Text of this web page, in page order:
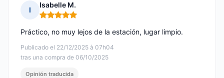
I
Isabelle M.
Nota: 5 de 5
Publicado el 22/12/2025 à 07h04
tras una compra de 06/10/2025
Práctico, no muy lejos de la estación, lugar limpio.
Opinión traducida